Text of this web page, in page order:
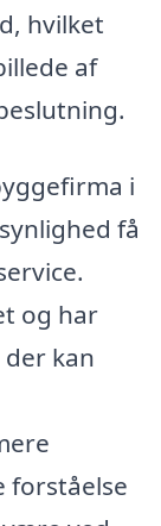
hvilket
af
i
få
og har
kan
forståelse